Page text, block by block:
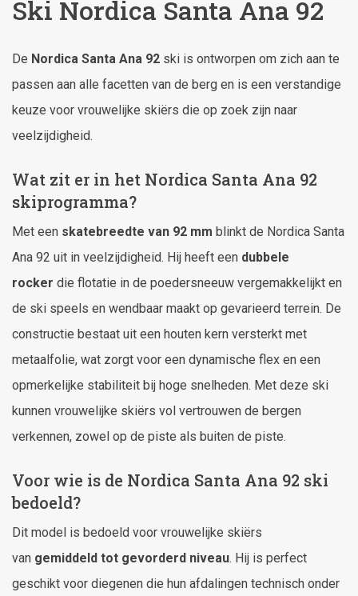
Ski Nordica Santa Ana 92
De Nordica Santa Ana 92 ski is ontworpen om zich aan te
passen aan alle facetten van de berg en is een verstandige
keuze voor vrouwelijke skiërs die op zoek zijn naar
veelzijdigheid.
Wat zit er in het Nordica Santa Ana 92
skiprogramma?
Met een skatebreedte van 92 mm blinkt de Nordica Santa
Ana 92 uit in veelzijdigheid. Hij heeft een dubbele
rocker die flotatie in de poedersneeuw vergemakkelijkt en
de ski speels en wendbaar maakt op gevarieerd terrein. De
constructie bestaat uit een houten kern versterkt met
metaalfolie, wat zorgt voor een dynamische flex en een
opmerkelijke stabiliteit bij hoge snelheden. Met deze ski
kunnen vrouwelijke skiërs vol vertrouwen de bergen
verkennen, zowel op de piste als buiten de piste.
Voor wie is de Nordica Santa Ana 92 ski
bedoeld?
Dit model is bedoeld voor vrouwelijke skiërs
van gemiddeld tot gevorderd niveau. Hij is perfect
geschikt voor diegenen die hun afdalingen technisch onder